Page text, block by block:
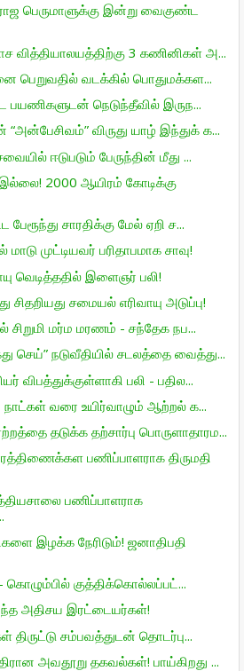
பெருமாளுக்கு இன்று வைகுண்ட
வித்தியாலயத்திற்கு 3 கணினிகள் அ...
பெறுவதில் வடக்கில் பொதுமக்கள...
பயணிகளுடன் நெடுந்தீவில் இருந...
விருது யாழ் இந்துக் க...
ஈடுபடும் பேருந்தின் மீது ...
2000 ஆயிரம் கோடிக்கு
பேரூந்து சாரதிக்கு மேல் ஏறி ச...
முட்டியவர் பரிதாபமாக சாவு!
வெடித்ததில் இளைஞர் பலி!
சிதறியது சமையல் எரிவாயு அடுப்பு!
சிறுமி மர்ம மரணம் - சந்தேக நப...
செய்” நடுவீதியில் சடலத்தை வைத்து...
விபத்துக்குள்ளாகி பலி - பதில...
நாட்கள் வரை உயிர்வாழும் ஆற்றல் க...
தடுக்க தற்சார்பு பொருளாதாரம...
பணிப்பாளராக திருமதி
பணிப்பாளராக
இழக்க நேரிடும்! ஜனாதிபதி
குத்திக்கொல்லப்பட்...
அதிசய இரட்டையர்கள்!
திருட்டு சம்பவத்துடன் தொடர்பு...
அவதூறு தகவல்கள்! பாய்கிறது ...